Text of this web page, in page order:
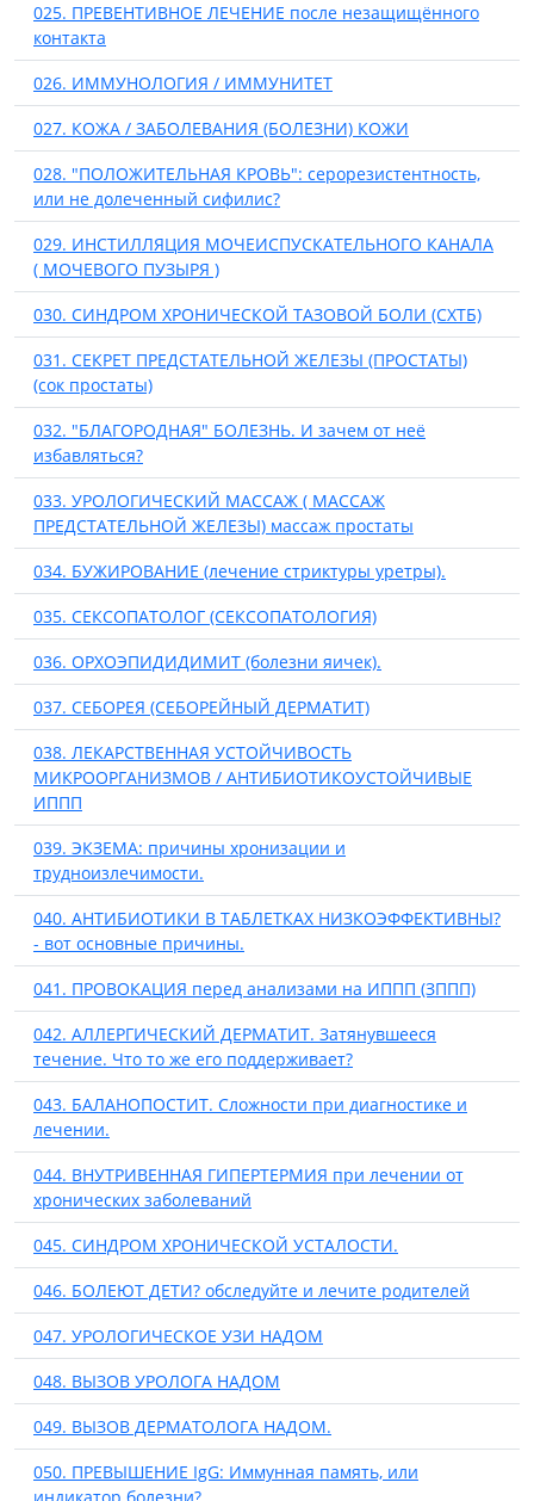
025. ПРЕВЕНТИВНОЕ ЛЕЧЕНИЕ после незащищённого
контакта
026. ИММУНОЛОГИЯ / ИММУНИТЕТ
027. КОЖА / ЗАБОЛЕВАНИЯ (БОЛЕЗНИ) КОЖИ
028. "ПОЛОЖИТЕЛЬНАЯ КРОВЬ": серорезистентность,
или не долеченный сифилис?
029. ИНСТИЛЛЯЦИЯ МОЧЕИСПУСКАТЕЛЬНОГО КАНАЛА
( МОЧЕВОГО ПУЗЫРЯ )
030. СИНДРОМ ХРОНИЧЕСКОЙ ТАЗОВОЙ БОЛИ (СХТБ)
031. СЕКРЕТ ПРЕДСТАТЕЛЬНОЙ ЖЕЛЕЗЫ (ПРОСТАТЫ)
(сок простаты)
032. "БЛАГОРОДНАЯ" БОЛЕЗНЬ. И зачем от неё
избавляться?
033. УРОЛОГИЧЕСКИЙ МАССАЖ ( МАССАЖ
ПРЕДСТАТЕЛЬНОЙ ЖЕЛЕЗЫ) массаж простаты
034. БУЖИРОВАНИЕ (лечение стриктуры уретры).
035. СЕКСОПАТОЛОГ (СЕКСОПАТОЛОГИЯ)
036. ОРХОЭПИДИДИМИТ (болезни яичек).
037. СЕБОРЕЯ (СЕБОРЕЙНЫЙ ДЕРМАТИТ)
038. ЛЕКАРСТВЕННАЯ УСТОЙЧИВОСТЬ
МИКРООРГАНИЗМОВ / АНТИБИОТИКОУСТОЙЧИВЫЕ
ИППП
039. ЭКЗЕМА: причины хронизации и
трудноизлечимости.
040. АНТИБИОТИКИ В ТАБЛЕТКАХ НИЗКОЭФФЕКТИВНЫ?
- вот основные причины.
041. ПРОВОКАЦИЯ перед анализами на ИППП (ЗППП)
042. АЛЛЕРГИЧЕСКИЙ ДЕРМАТИТ. Затянувшееся
течение. Что то же его поддерживает?
043. БАЛАНОПОСТИТ. Сложности при диагностике и
лечении.
044. ВНУТРИВЕННАЯ ГИПЕРТЕРМИЯ при лечении от
хронических заболеваний
045. СИНДРОМ ХРОНИЧЕСКОЙ УСТАЛОСТИ.
046. БОЛЕЮТ ДЕТИ? обследуйте и лечите родителей
047. УРОЛОГИЧЕСКОЕ УЗИ НАДОМ
048. ВЫЗОВ УРОЛОГА НАДОМ
049. ВЫЗОВ ДЕРМАТОЛОГА НАДОМ.
050. ПРЕВЫШЕНИЕ IgG: Иммунная память, или